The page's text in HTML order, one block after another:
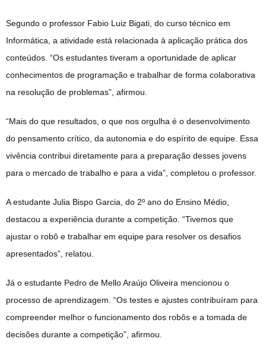
Segundo o professor Fabio Luiz Bigati, do curso técnico em
Informática, a atividade está relacionada à aplicação prática dos
conteúdos. “Os estudantes tiveram a oportunidade de aplicar
conhecimentos de programação e trabalhar de forma colaborativa
na resolução de problemas”, afirmou.
“Mais do que resultados, o que nos orgulha é o desenvolvimento
do pensamento crítico, da autonomia e do espírito de equipe. Essa
vivência contribui diretamente para a preparação desses jovens
para o mercado de trabalho e para a vida”, completou o professor.
A estudante Julia Bispo Garcia, do 2º ano do Ensino Médio,
destacou a experiência durante a competição. “Tivemos que
ajustar o robô e trabalhar em equipe para resolver os desafios
apresentados”, relatou.
Já o estudante Pedro de Mello Araújo Oliveira mencionou o
processo de aprendizagem. “Os testes e ajustes contribuíram para
compreender melhor o funcionamento dos robôs e a tomada de
decisões durante a competição”, afirmou.